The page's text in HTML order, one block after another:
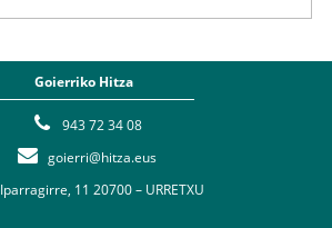
Goierriko Hitza
943 72 34 08
goierri@hitza.eus
Iparragirre, 11 20700 – URRETXU